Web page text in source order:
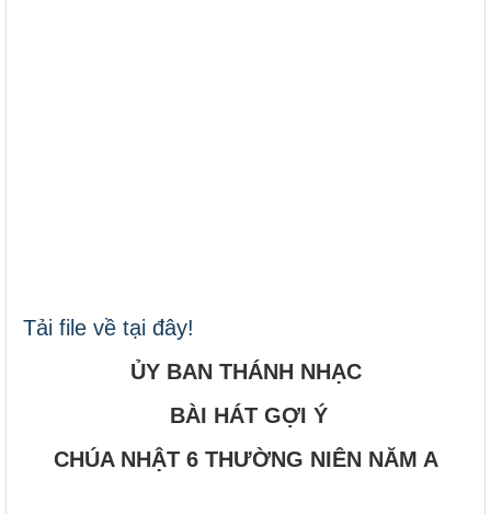
Tải file về tại đây!
ỦY BAN THÁNH NHẠC
BÀI HÁT GỢI Ý
CHÚA NHẬT 6 THƯỜNG NIÊN NĂM A